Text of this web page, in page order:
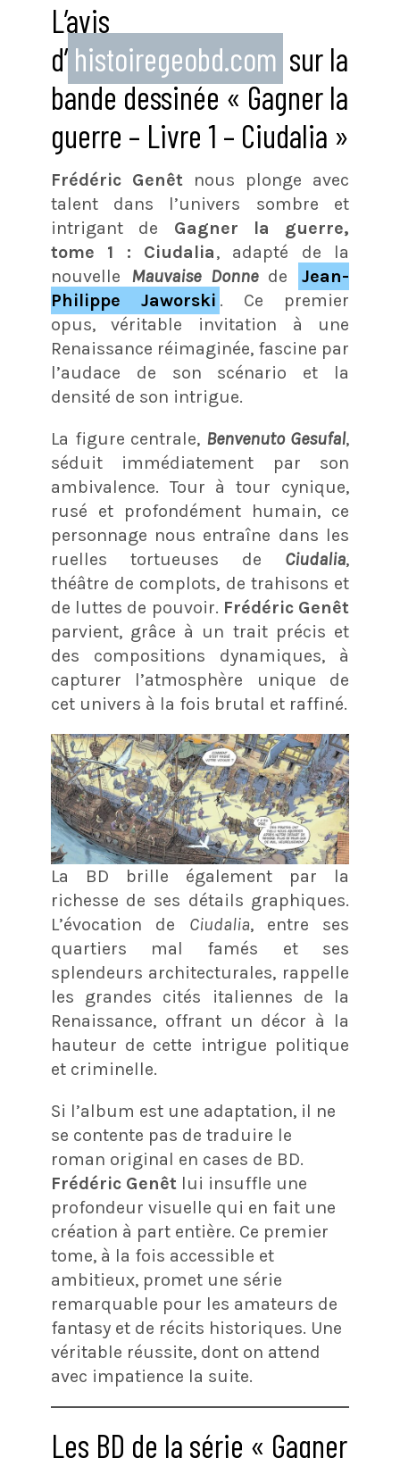
L’avis
d’ histoiregeobd.com sur la
bande dessinée « Gagner la
guerre – Livre 1 – Ciudalia »
Frédéric Genêt nous plonge avec
talent dans l’univers sombre et
intrigant de Gagner la guerre,
tome 1 : Ciudalia, adapté de la
nouvelle Mauvaise Donnede
Jean-
Philippe Jaworski . Ce premier
opus, véritable invitation à une
Renaissance réimaginée, fascine par
l’audace de son scénario et la
densité de son intrigue.
La figure centrale, Benvenuto Gesufal,
séduit immédiatement par son
ambivalence. Tour à tour cynique,
rusé et profondément humain, ce
personnage nous entraîne dans les
ruelles tortueuses de Ciudalia,
théâtre de complots, de trahisons et
de luttes de pouvoir. Frédéric Genêt
parvient, grâce à un trait précis et
des compositions dynamiques, à
capturer l’atmosphère unique de
cet univers à la fois brutal et raffiné.
La BD brille également par la
richesse de ses détails graphiques.
L’évocation de Ciudalia, entre ses
quartiers mal famés et ses
splendeurs architecturales, rappelle
les grandes cités italiennes de la
Renaissance, offrant un décor à la
hauteur de cette intrigue politique
et criminelle.
Si l’album est une adaptation, il ne
se contente pas de traduire le
roman original en cases de BD.
Frédéric Genêtlui insuffle une
profondeur visuelle qui en fait une
création à part entière. Ce premier
tome, à la fois accessible et
ambitieux, promet une série
remarquable pour les amateurs de
fantasy et de récits historiques. Une
véritable réussite, dont on attend
avec impatience la suite.
Les BD de la série « Gagner